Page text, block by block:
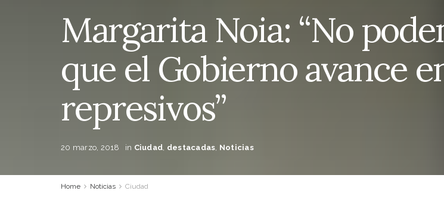
Margarita Noia: “No
que el Gobierno avance
represivos”
20 marzo, 2018 in Ciudad, destacadas, Noticias
Home Noticias Ciudad